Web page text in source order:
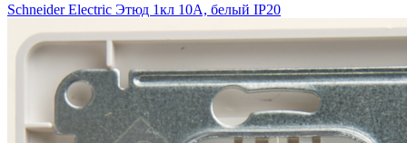
Schneider Electric Этюд 1кл 10А, белый IP20